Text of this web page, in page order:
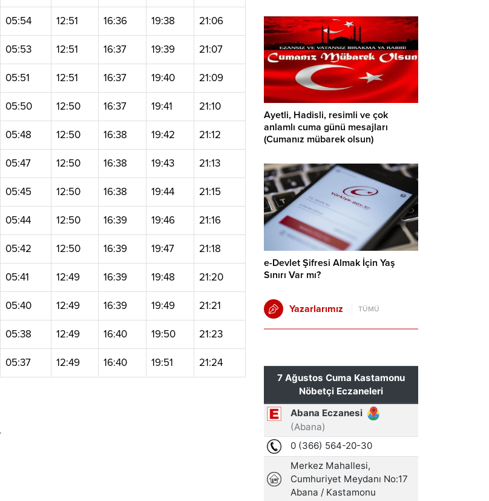
05:54 12:51 16:36 19:38 21:06
05:53 12:51 16:37 19:39 21:07
05:51 12:51 16:37 19:40 21:09
05:50 12:50 16:37 19:41 21:10
05:48 12:50 16:38 19:42 21:12
05:47 12:50 16:38 19:43 21:13
05:45 12:50 16:38 19:44 21:15
05:44 12:50 16:39 19:46 21:16
05:42 12:50 16:39 19:47 21:18
05:41 12:49 16:39 19:48 21:20
05:40 12:49 16:39 19:49 21:21
05:38 12:49 16:40 19:50 21:23
05:37 12:49 16:40 19:51 21:24
Ayetli, Hadisli, resimli ve çok
anlamlı cuma günü mesajları
(Cumanız mübarek olsun)
e-Devlet Şifresi Almak İçin Yaş
Sınırı Var mı?
Yazarlarımız TÜMÜ